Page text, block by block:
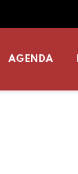
AGENDA